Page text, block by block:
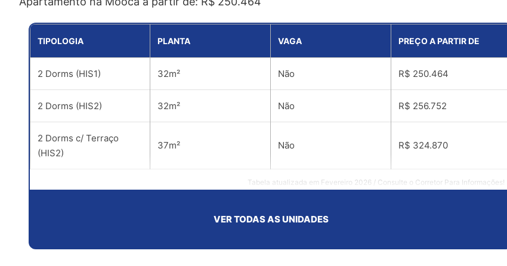
*
Tabela atualizada em Fevereiro 2026 / Consulte o Corretor Para Informações!
TIPOLOGIA PLANTA VAGA PREÇO A PARTIR DE
2 Dorms (HIS1) 32m² Não R$ 250.464
2 Dorms (HIS2) 32m² Não R$ 256.752
2 Dorms c/ Terraço
(HIS2)
37m² Não R$ 324.870
VER TODAS AS UNIDADES